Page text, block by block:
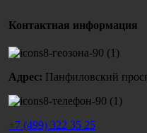
Контактная информация
Адрес: Панфиловский
+7 (499) 322 35 25